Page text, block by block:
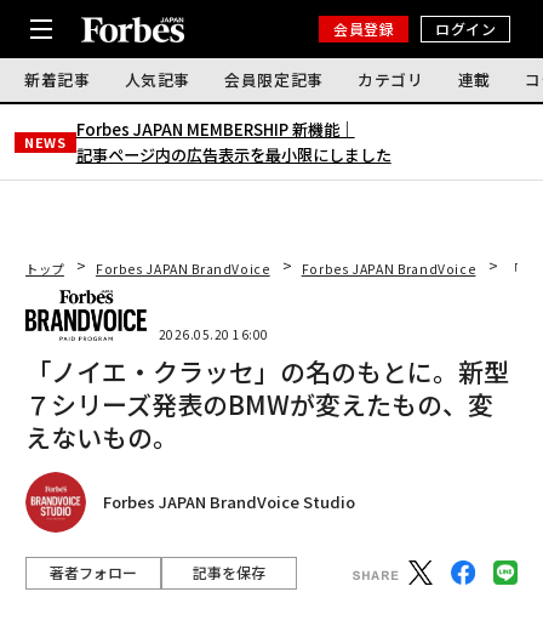
会員登録 ログイン
新着記事 人気記事 会員限定記事 カテゴリ 連載
NEWS
Forbes JAPAN MEMBERSHIP 新機能｜
記事ページ内の広告表示を最小限にしました
トップ Forbes JAPAN BrandVoice Forbes JAPAN BrandVoice 「
2026.05.20 16:00
「ノイエ・クラッセ」の名のもとに。新型
７シリーズ発表のBMWが変えたもの、変
えないもの。
Forbes JAPAN BrandVoice Studio
著者フォロー 記事を保存